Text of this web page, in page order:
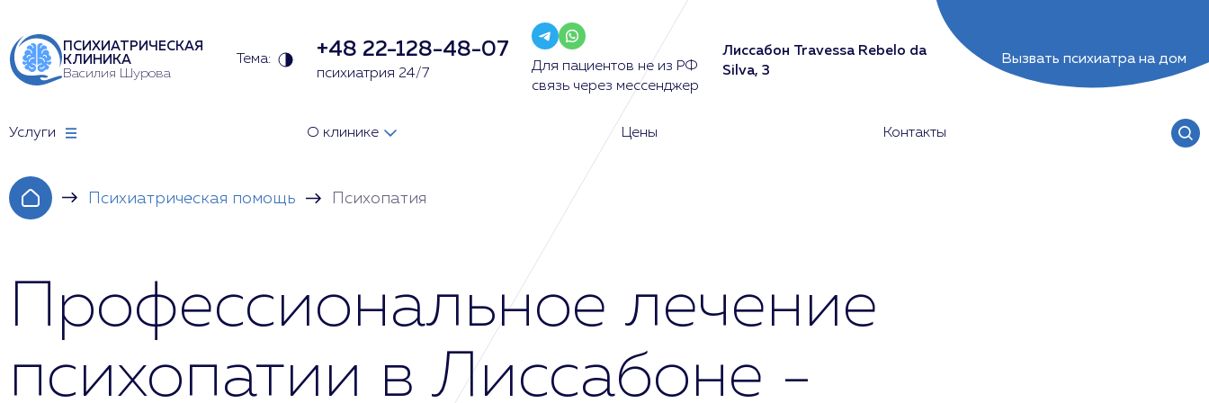
ПСИХИАТРИЧЕСКАЯ
КЛИНИКА
Василия Шурова
Тема: +48 22-128-48-07
психиатрия 24/7
Для пациентов не из РФ
связь через мессенджер
Лиссабон Travessa Rebelo da
Silva, 3
Вызвать психиатра на дом
Услуги О клинике Цены Контакты
Психиатрическая помощь Психопатия
Профессиональное лечение
психопатии в Лиссабоне -